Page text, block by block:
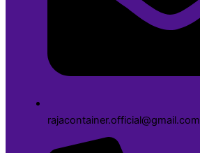
rajacontainer.official@gmail.com